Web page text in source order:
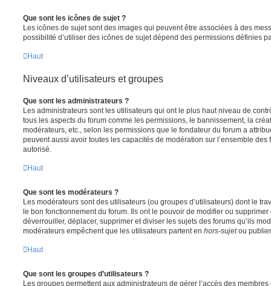
Que sont les icônes de sujet ?
Les icônes de sujet sont des images qui peuvent être associées à des
possibilité d’utiliser des icônes de sujet dépend des permissions définies
Haut
Niveaux d’utilisateurs et groupes
Que sont les administrateurs ?
Les administrateurs sont les utilisateurs qui ont le plus haut niveau de
tous les aspects du forum comme les permissions, le bannissement, la
modérateurs, etc., selon les permissions que le fondateur du forum a
peuvent aussi avoir toutes les capacités de modération sur l’ensemble
autorisé.
Haut
Que sont les modérateurs ?
Les modérateurs sont des utilisateurs (ou groupes d’utilisateurs) dont le
le bon fonctionnement du forum. Ils ont le pouvoir de modifier ou
déverrouiller, déplacer, supprimer et diviser les sujets des forums qu’ils
modérateurs empêchent que les utilisateurs partent en hors-sujetou
Haut
Que sont les groupes d’utilisateurs ?
Les groupes permettent aux administrateurs de gérer l’accès des